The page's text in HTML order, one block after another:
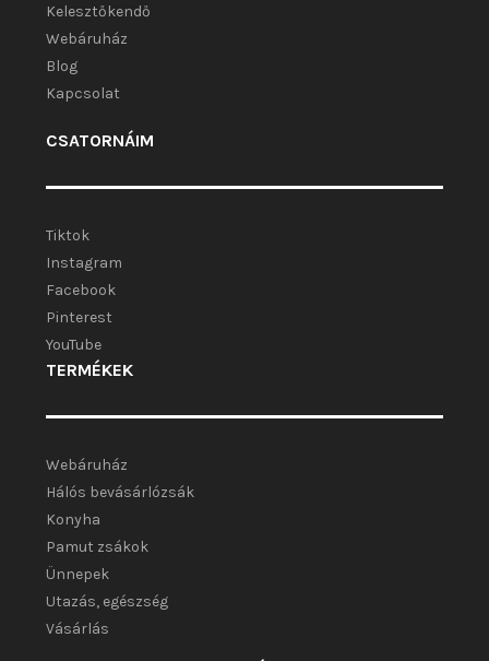
Kelesztőkendő
Webáruház
Blog
Kapcsolat
CSATORNÁIM
Tiktok
Instagram
Facebook
Pinterest
YouTube
TERMÉKEK
Webáruház
Hálós bevásárlózsák
Konyha
Pamut zsákok
Ünnepek
Utazás, egészség
Vásárlás